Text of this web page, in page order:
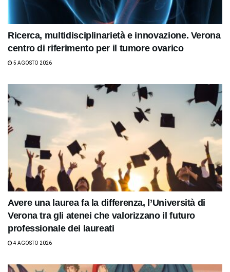
Ricerca, multidisciplinarietà e innovazione. Verona
centro di riferimento per il tumore ovarico
5 AGOSTO 2026
Avere una laurea fa la differenza, l’Università di
Verona tra gli atenei che valorizzano il futuro
professionale dei laureati
4 AGOSTO 2026